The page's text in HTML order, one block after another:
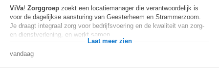
ViVa! Zorggroep zoekt een locatiemanager die verantwoordelijk is
voor de dagelijkse aansturing van Geesterheem en Strammerzoom.
Je draagt integraal zorg voor bedrijfsvoering en de kwaliteit van zorg-
en dienstverlening, en werkt samen...
Laat meer zien
vandaag